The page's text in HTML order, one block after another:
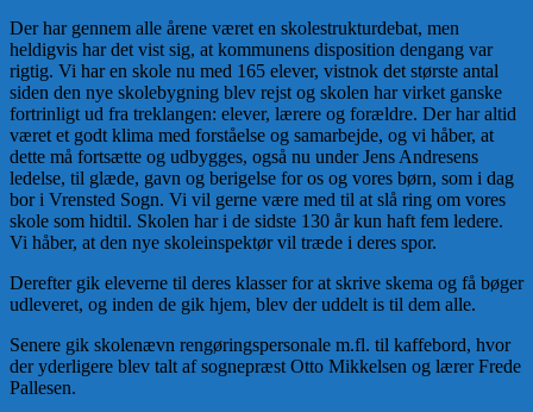
Der har gennem alle årene været en skolestrukturdebat, men
heldigvis har det vist sig, at kommunens disposition dengang var
rigtig. Vi har en skole nu med 165 elever, vistnok det største antal
siden den nye skolebygning blev rejst og skolen har virket ganske
fortrinligt ud fra treklangen: elever, lærere og forældre. Der har altid
været et godt klima med forståelse og samarbejde, og vi håber, at
dette må fortsætte og udbygges, også nu under Jens Andresens
ledelse, til glæde, gavn og berigelse for os og vores børn, som i dag
bor i Vrensted Sogn. Vi vil gerne være med til at slå ring om vores
skole som hidtil. Skolen har i de sidste 130 år kun haft fem ledere.
Vi håber, at den nye skoleinspektør vil træde i deres spor.
Derefter gik eleverne til deres klasser for at skrive skema og få bøger
udleveret, og inden de gik hjem, blev der uddelt is til dem alle.
Senere gik skolenævn rengøringspersonale m.fl. til kaffebord, hvor
der yderligere blev talt af sognepræst Otto Mikkelsen og lærer Frede
Pallesen.